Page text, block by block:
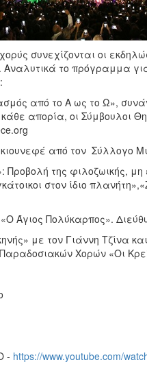
συνεχίζονται οι
Αναλυτικά το πρόγραμμα
από το Α ως το Ω»,
απορία, οι Σύμβουλοι
από τον Σύλλογο
της φιλοζωικής, μη
στον ίδιο
Άγιος Πολύκαρπος».
με τον Γιάννη Τζίνα
Χορών «Οι
- https://www.youtube.com/